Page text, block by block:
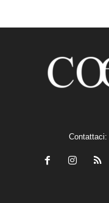
Contattaci: